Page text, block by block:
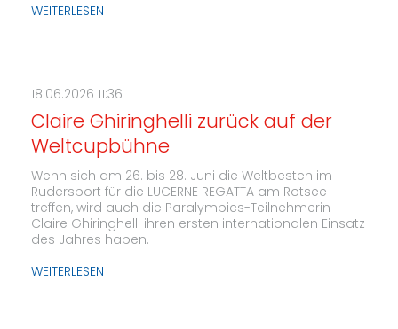
WEITERLESEN
18.06.2026 11:36
Claire Ghiringhelli zurück auf der
Weltcupbühne
Wenn sich am 26. bis 28. Juni die Weltbesten im
Rudersport für die LUCERNE REGATTA am Rotsee
treffen, wird auch die Paralympics-Teilnehmerin
Claire Ghiringhelli ihren ersten internationalen Einsatz
des Jahres haben.
WEITERLESEN